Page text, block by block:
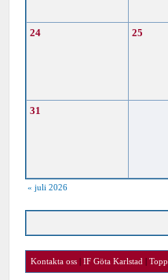
24 25
31
« juli 2026
Kontakta oss |IF Göta Karlstad |Topp